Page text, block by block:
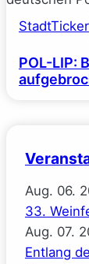
StadtTicker
POL-LIP:
Aug. 06.
33.
Aug. 07.
Entlang